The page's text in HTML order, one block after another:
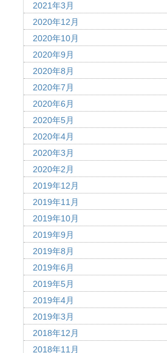
2021年3月
2020年12月
2020年10月
2020年9月
2020年8月
2020年7月
2020年6月
2020年5月
2020年4月
2020年3月
2020年2月
2019年12月
2019年11月
2019年10月
2019年9月
2019年8月
2019年6月
2019年5月
2019年4月
2019年3月
2018年12月
2018年11月